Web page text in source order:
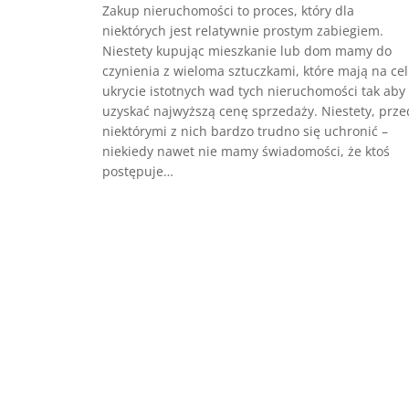
Zakup nieruchomości to proces, który dla
niektórych jest relatywnie prostym zabiegiem.
Niestety kupując mieszkanie lub dom mamy do
czynienia z wieloma sztuczkami, które mają na
ukrycie istotnych wad tych nieruchomości tak aby
uzyskać najwyższą cenę sprzedaży. Niestety,
niektórymi z nich bardzo trudno się uchronić –
niekiedy nawet nie mamy świadomości, że ktoś
postępuje…